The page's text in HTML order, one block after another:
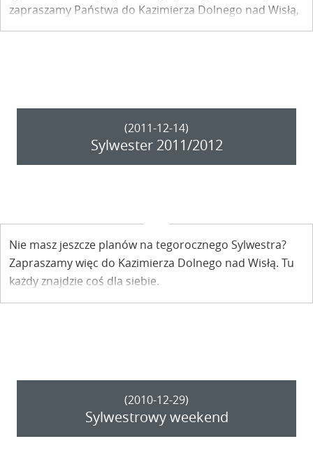
zapraszamy Państwa do Kazimierza Dolnego nad Wisłą,
tu nie może być niewyjątkowo...
(2011-12-14)
Sylwester 2011/2012
Nie masz jeszcze planów na tegorocznego Sylwestra?
Zapraszamy więc do Kazimierza Dolnego nad Wisłą. Tu
każdy znajdzie coś dla siebie.
(2010-12-29)
Sylwestrowy weekend